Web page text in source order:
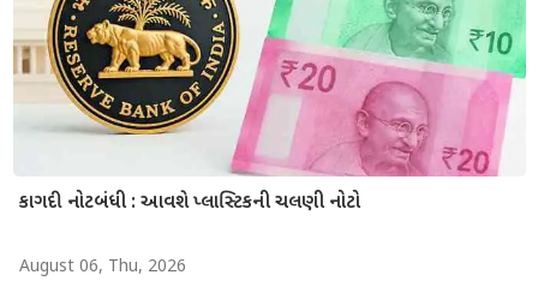
કાગદી નોટબંધી : આવશે પ્લાસ્ટિકની ચલણી નોટો
August 06, Thu, 2026